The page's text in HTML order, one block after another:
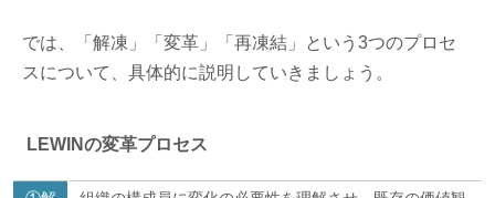
では、「解凍」「変革」「再凍結」という3つのプロセ
スについて、具体的に説明していきましょう。
LEWINの変革プロセス